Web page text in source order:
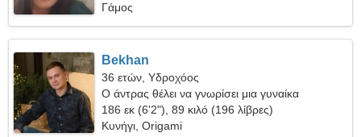
Γάμος
Bekhan
36 ετών, Υδροχόος
Ο άντρας θέλει να γνωρίσει μια γυναίκα
186 εκ (6'2"), 89 κιλό (196 λίβρες)
Κυνήγι, Origami